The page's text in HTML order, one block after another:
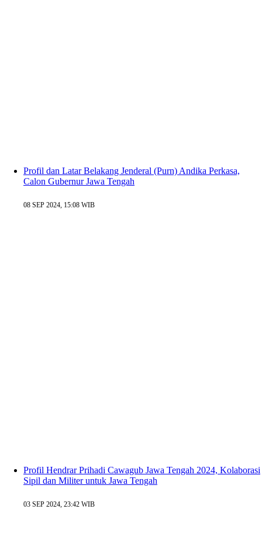
Profil dan Latar Belakang Jenderal (Purn) Andika Perkasa,
Calon Gubernur Jawa Tengah
08 SEP 2024, 15:08 WIB
Profil Hendrar Prihadi Cawagub Jawa Tengah 2024, Kolaborasi
Sipil dan Militer untuk Jawa Tengah
03 SEP 2024, 23:42 WIB